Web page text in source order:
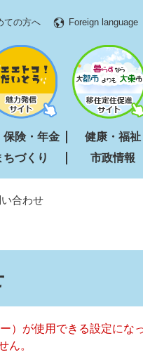
ての方へ Foreign language
保険・年金
健康・福祉
ちづくり 市政情報
合わせ
）が使用できる設定にな
ん。